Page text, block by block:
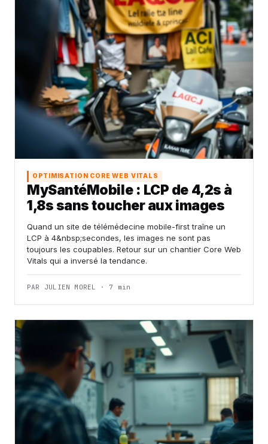
OPTIMISATION CORE WEB VITALS
MySantéMobile : LCP de 4,2s à
1,8s sans toucher aux images
Quand un site de télémédecine mobile-first traîne un
LCP à 4&nbsp;secondes, les images ne sont pas
toujours les coupables. Retour sur un chantier Core Web
Vitals qui a inversé la tendance.
PAR JULIEN MOREL · 7 min